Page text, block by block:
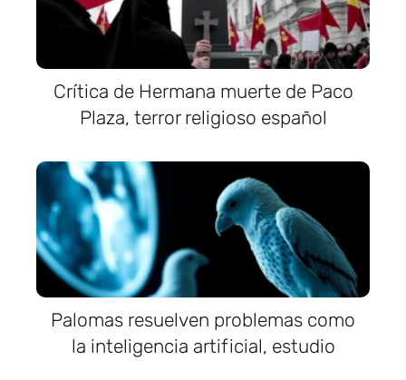
Crítica de Hermana muerte de Paco
Plaza, terror religioso español
Palomas resuelven problemas como
la inteligencia artificial, estudio